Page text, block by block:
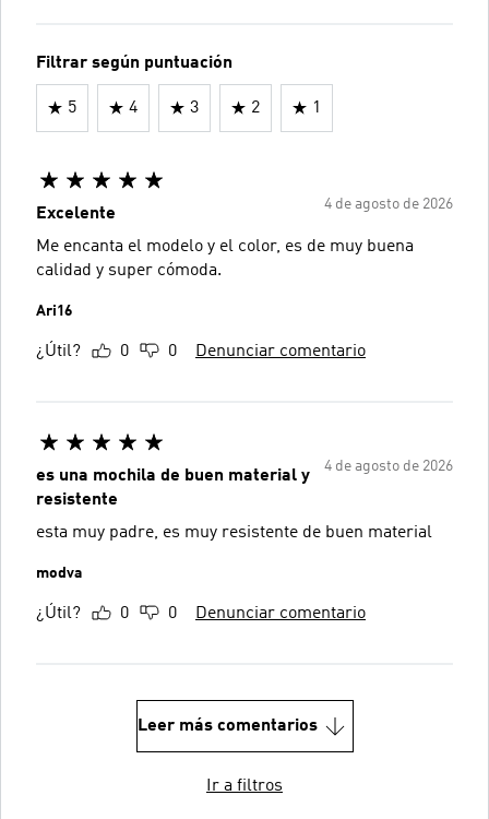
Filtrar según puntuación
5 4 3 2 1
4 de agosto de 2026
Excelente
Me encanta el modelo y el color, es de muy buena
calidad y super cómoda.
Ari16
¿Útil? 0 0 Denunciar comentario
4 de agosto de 2026
es una mochila de buen material y
resistente
esta muy padre, es muy resistente de buen material
modva
¿Útil? 0 0 Denunciar comentario
Leer más comentarios
Ir a filtros